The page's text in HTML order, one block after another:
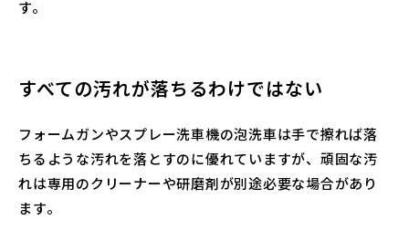
す。
すべての汚れが落ちるわけではない
フォームガンやスプレー洗車機の泡洗車は手で擦れば落
ちるような汚れを落とすのに優れていますが、頑固な汚
れは専用のクリーナーや研磨剤が別途必要な場合があり
ます。